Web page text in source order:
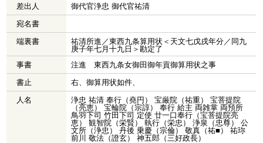
差出人
御代官浄忠 御代官祐清
宛名書
端裏書
祐清所進／東西九条算用状＜天文七戊戌年分／同九
庚子年七月十九日＞勘定了
事書
注進 東西九条女御田御年貢御算用状之事
書止
右、御算用状如件、
人名
浄忠 祐清 奉行（堯円） 宝厳院（祐重） 宝菩提院
（亮恵） 宝輪院（宗諄） 奉行 給主 両雑掌 両預所
鳥羽下司 竹田下司 定使 廿一口奉行（宝菩提院亮
恵） 観智院（栄賢） 執行（栄忠） 浄泉（忠尊） 公
文所（浄忠） 丹後 乗慶（宗倫） 敬真（祐■） 祐珎
前川 敬法（證玄） 神五郎（三好政長）